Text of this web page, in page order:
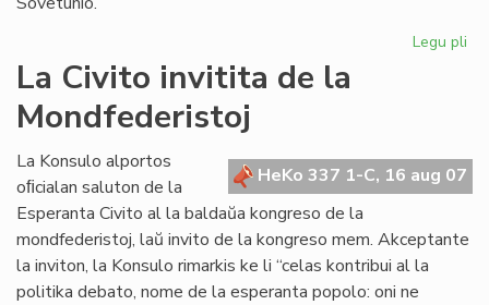
Legu pli
La Civito invitita de la
Mondfederistoj
HeKo 337 1-C, 16 aug 07
La Konsulo alportos
oﬁcialan saluton de la
Esperanta Civito al la baldaŭa kongreso de la
mondfederistoj, laŭ invito de la kongreso mem. Akceptante
la inviton, la Konsulo rimarkis ke li “celas kontribui al la
politika debato, nome de la esperanta popolo: oni ne